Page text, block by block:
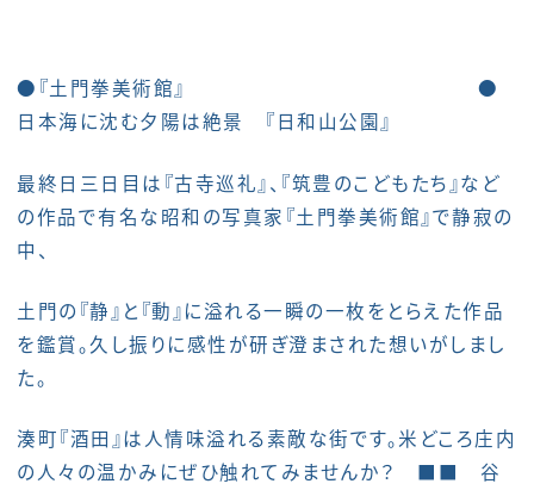
●『土門拳美術館』 ●
日本海に沈む夕陽は絶景 『日和山公園』
最終日三日目は『古寺巡礼』、『筑豊のこどもたち』など
の作品で有名な昭和の写真家『土門拳美術館』で静寂の
中、
土門の『静』と『動』に溢れる一瞬の一枚をとらえた作品
を鑑賞。久し振りに感性が研ぎ澄まされた想いがしまし
た。
湊町『酒田』は人情味溢れる素敵な街です。米どころ庄内
の人々の温かみにぜひ触れてみませんか？ ■■ 谷